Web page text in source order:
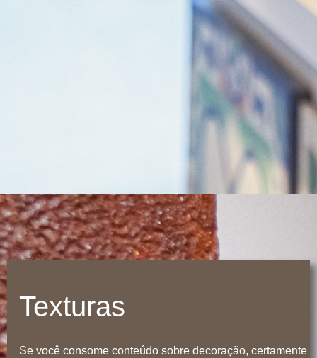
Texturas
Se você consome conteúdo sobre decoração, certamente